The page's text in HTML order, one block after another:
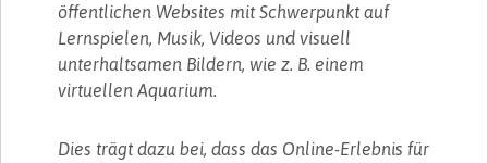
öffentlichen Websites mit Schwerpunkt auf
Lernspielen, Musik, Videos und visuell
unterhaltsamen Bildern, wie z. B. einem
virtuellen Aquarium.
Dies trägt dazu bei, dass das Online-Erlebnis für